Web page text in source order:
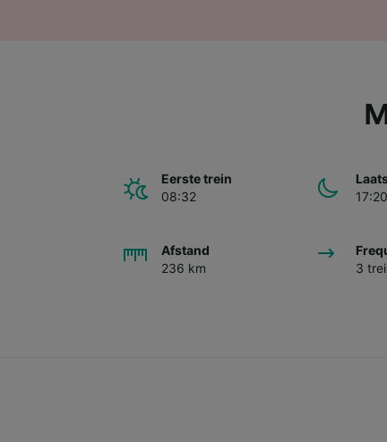
Eerste trein
08:32
17:20
Afstand
236 km
3